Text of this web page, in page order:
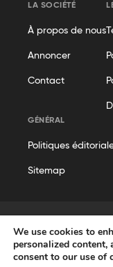
LA SOCIÉTÉ
À propos de nous
Annoncer
Contact
GÉNÉRAL
Politiques
Sitemap
© Geekflare
We use cookies to
personalized
consent to our use of